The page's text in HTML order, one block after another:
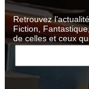
Retrouvez
Fiction,
de celles et ceux
R
c